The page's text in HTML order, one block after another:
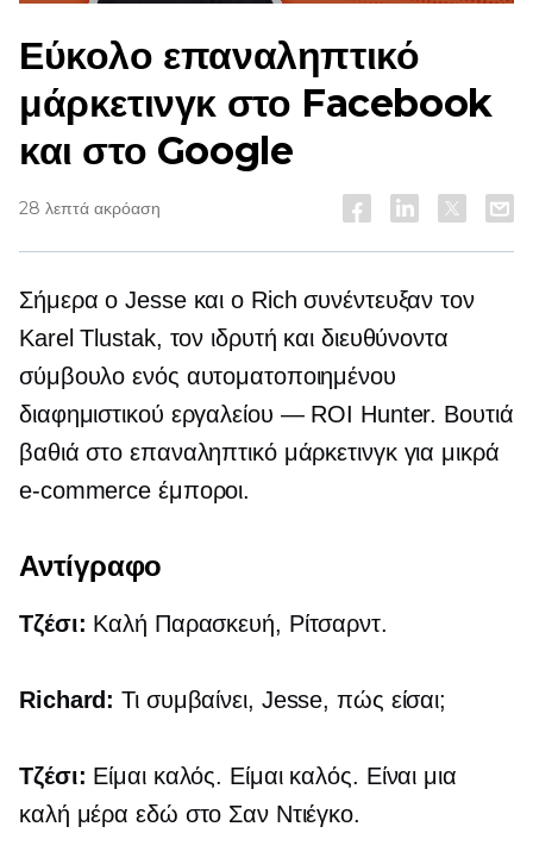
Εύκολο επαναληπτικό
μάρκετινγκ στο Facebook
και στο Google
28 λεπτά ακρόαση
Σήμερα ο Jesse και ο Rich συνέντευξαν τον
Karel Tlustak, τον ιδρυτή και διευθύνοντα
σύμβουλο ενός αυτοματοποιημένου
διαφημιστικού εργαλείου — ROI Hunter. Βουτιά
βαθιά στο επαναληπτικό μάρκετινγκ για μικρά
e-commerce έμποροι.
Αντίγραφο
Τζέσι: Καλή Παρασκευή, Ρίτσαρντ.
Richard: Τι συμβαίνει, Jesse, πώς είσαι;
Τζέσι: Είμαι καλός. Είμαι καλός. Είναι μια
καλή μέρα εδώ στο Σαν Ντιέγκο.